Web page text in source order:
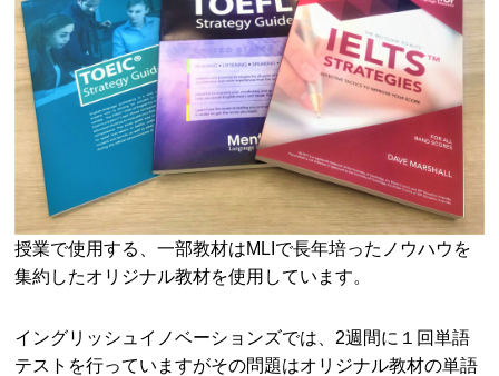
授業で使用する、一部教材はMLIで長年培ったノウハウを
集約したオリジナル教材を使用しています。
イングリッシュイノベーションズでは、2週間に１回単語
テストを行っていますがその問題はオリジナル教材の単語